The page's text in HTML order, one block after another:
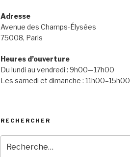
Adresse
Avenue des Champs-Élysées
75008, Paris
Heures d’ouverture
Du lundi au vendredi : 9h00—17h00
Les samedi et dimanche : 11h00–15h00
RECHERCHER
pour